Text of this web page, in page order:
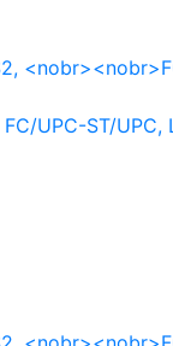
FC/UPC-ST/UPC,